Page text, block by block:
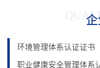
企
环境管理体系认证证书
职业健康安全管理体系